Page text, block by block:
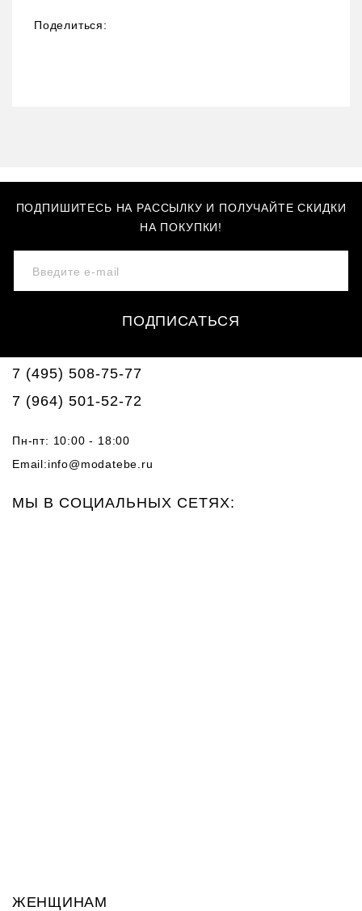
Поделиться:
ПОДПИШИТЕСЬ НА РАССЫЛКУ И ПОЛУЧАЙТЕ СКИДКИ
НА ПОКУПКИ!
ПОДПИСАТЬСЯ
7 (495) 508-75-77
7 (964) 501-52-72
Пн-пт: 10:00 - 18:00
Email:info@modatebe.ru
МЫ В СОЦИАЛЬНЫХ СЕТЯХ:
ЖЕНЩИНАМ